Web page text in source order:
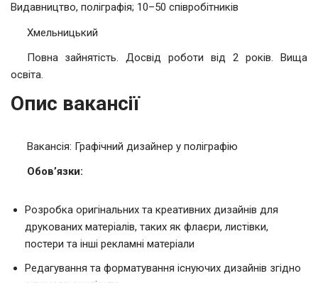
Видавництво, поліграфія; 10–50 співробітників
Хмельницький
Повна зайнятість. Досвід роботи від 2 років. Вища
освіта.
Опис вакансії
Вакансія: Графічний дизайнер у поліграфію
Обов’язки:
Розробка оригінальних та креативних дизайнів для
друкованих матеріалів, таких як флаєри, листівки,
постери та інші рекламні матеріали
Редагування та форматування існуючих дизайнів згідно